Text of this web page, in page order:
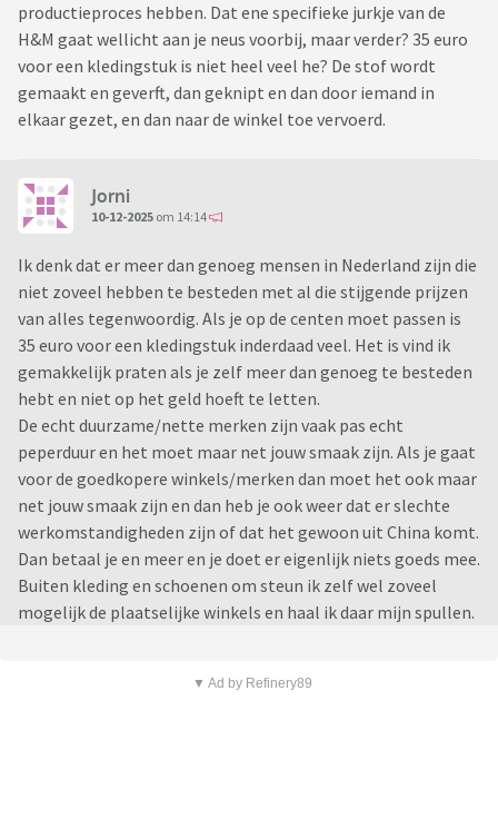
productieproces hebben. Dat ene specifieke jurkje van de
H&M gaat wellicht aan je neus voorbij, maar verder? 35 euro
voor een kledingstuk is niet heel veel he? De stof wordt
gemaakt en geverft, dan geknipt en dan door iemand in
elkaar gezet, en dan naar de winkel toe vervoerd.
Jorni
10-12-2025 om 14:14
Ik denk dat er meer dan genoeg mensen in Nederland zijn die
niet zoveel hebben te besteden met al die stijgende prijzen
van alles tegenwoordig. Als je op de centen moet passen is
35 euro voor een kledingstuk inderdaad veel. Het is vind ik
gemakkelijk praten als je zelf meer dan genoeg te besteden
hebt en niet op het geld hoeft te letten.
De echt duurzame/nette merken zijn vaak pas echt
peperduur en het moet maar net jouw smaak zijn. Als je gaat
voor de goedkopere winkels/merken dan moet het ook maar
net jouw smaak zijn en dan heb je ook weer dat er slechte
werkomstandigheden zijn of dat het gewoon uit China komt.
Dan betaal je en meer en je doet er eigenlijk niets goeds mee.
Buiten kleding en schoenen om steun ik zelf wel zoveel
mogelijk de plaatselijke winkels en haal ik daar mijn spullen.
▼ Ad by Refinery89